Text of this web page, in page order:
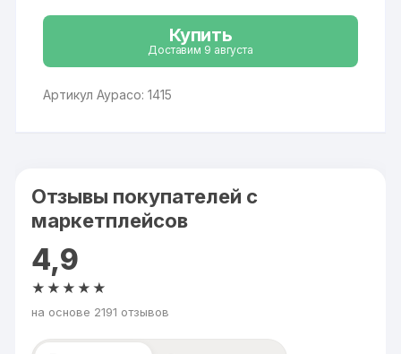
Купить
Доставим 9 августа
Артикул Аурасо: 1415
Отзывы покупателей с
маркетплейсов
4,9
★★★★★
на основе 2191 отзывов